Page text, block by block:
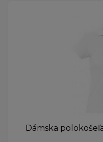
Dámska